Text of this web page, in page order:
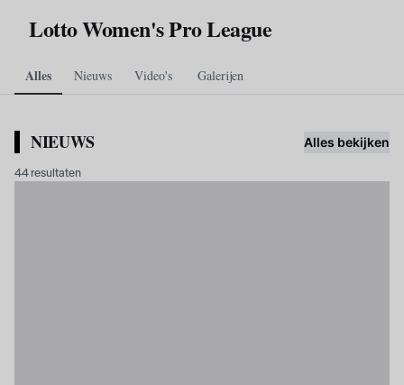
Lotto Women's Pro League
Alles Nieuws Video's Galerijen
NIEUWS Alles bekijken
44 resultaten